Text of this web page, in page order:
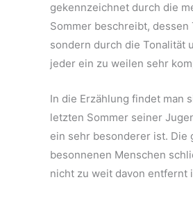
gekennzeichnet durch die
Sommer beschreibt,
sondern durch die Tonalität
jeder ein zu weilen sehr
In die Erzählung findet man
letzten Sommer seiner
ein sehr besonderer ist. Die
besonnenen Menschen
nicht zu weit davon entfernt